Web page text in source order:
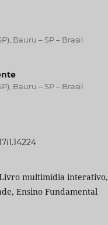
Bauru – SP – Brasil
Bauru – SP – Brasil
multimídia interativo,
Ensino Fundamental